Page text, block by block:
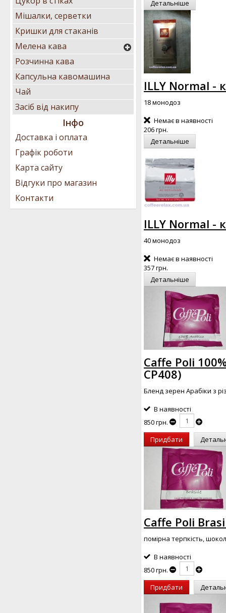
Детальніше
ILLY Normal -
18 монодоз
Немає в наявності
206 грн.
Детальніше
ILLY Normal -
40 монодоз
Немає в наявності
357 грн.
Детальніше
Caffe Poli
CP408)
Бленд зерен Арабіки з
В наявності
850 грн.
Придбати
Caffe Poli
помірна терпкість,
В наявності
850 грн.
Придбати
Мішалки, серветки
Кришки для стаканів
Мелена кава
Розчинна кава
Капсульна кавомашина
Чай
Засіб від накипу
Інфо
Доставка і оплата
Графік роботи
Карта сайту
Відгуки про магазин
Контакти